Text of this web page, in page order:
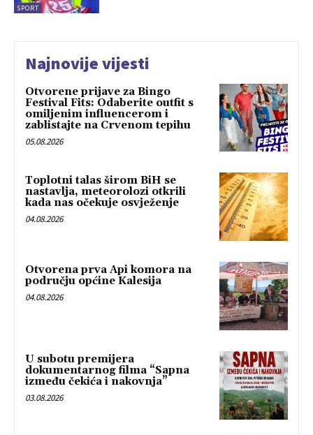
SPORT
Najnovije vijesti
Otvorene prijave za Bingo
Festival Fits: Odaberite outfit s
omiljenim influencerom i
zablistajte na Crvenom tepihu
05.08.2026
Toplotni talas širom BiH se
nastavlja, meteorolozi otkrili
kada nas očekuje osvježenje
04.08.2026
Otvorena prva Api komora na
području općine Kalesija
04.08.2026
U subotu premijera
dokumentarnog filma “Sapna
između čekića i nakovnja”
03.08.2026